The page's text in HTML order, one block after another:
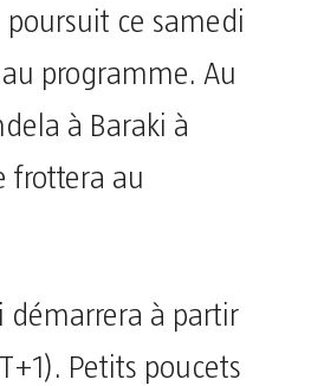
poursuit ce samedi
programme. Au
à Baraki à
frottera au
démarrera à partir
Petits poucets